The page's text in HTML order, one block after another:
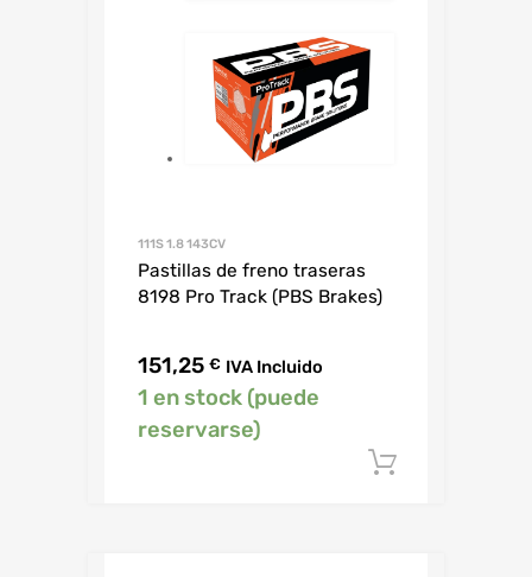
111S 1.8 143CV
Pastillas de freno traseras
8198 Pro Track (PBS Brakes)
151,25 € IVA Incluido
1 en stock (puede
reservarse)